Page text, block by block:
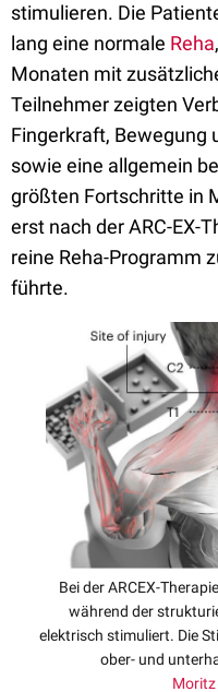
stimulieren. Die
lang eine normale Reha
Monaten mit
Teilnehmer zeigten
Fingerkraft, Bewegung
sowie eine allgemein
größten Fortschritte in
erst nach der ARC-EX-
reine Reha-Programm
führte.
Bei der ARCEX-
während der
elektrisch stimuliert. Die
ober- und
Moritz